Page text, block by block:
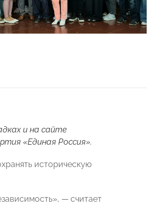
и на сайте
«Единая Россия».
историческую
— считает